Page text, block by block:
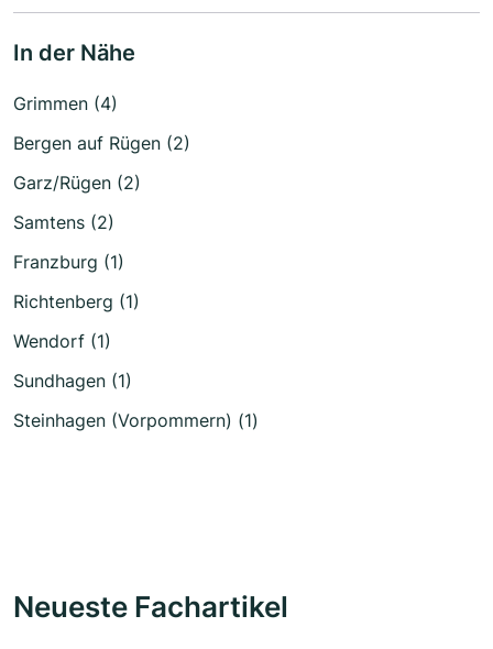
In der Nähe
Grimmen (4)
Bergen auf Rügen (2)
Garz/Rügen (2)
Samtens (2)
Franzburg (1)
Richtenberg (1)
Wendorf (1)
Sundhagen (1)
Steinhagen (Vorpommern) (1)
Neueste Fachartikel